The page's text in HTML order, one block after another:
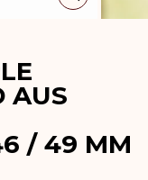
ESC)
AUS
/ 49 MM